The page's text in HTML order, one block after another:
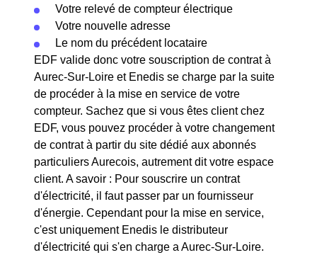
Votre relevé de compteur électrique
Votre nouvelle adresse
Le nom du précédent locataire
EDF valide donc votre souscription de contrat à
Aurec-Sur-Loire et Enedis se charge par la suite
de procéder à la mise en service de votre
compteur. Sachez que si vous êtes client chez
EDF, vous pouvez procéder à votre changement
de contrat à partir du site dédié aux abonnés
particuliers Aurecois, autrement dit votre espace
client. A savoir : Pour souscrire un contrat
d'électricité, il faut passer par un fournisseur
d'énergie. Cependant pour la mise en service,
c'est uniquement Enedis le distributeur
d'électricité qui s'en charge a Aurec-Sur-Loire.